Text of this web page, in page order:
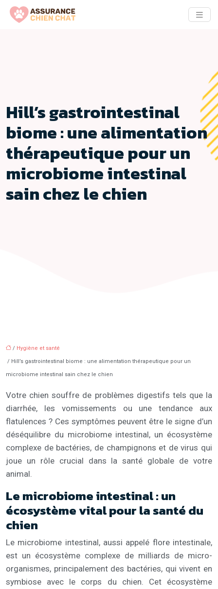
Hill’s gastrointestinal
biome : une alimentation
thérapeutique pour un
microbiome intestinal
sain chez le chien
/ Hygiène et santé
/ Hill’s gastrointestinal biome : une alimentation thérapeutique pour un
microbiome intestinal sain chez le chien
Votre chien souffre de problèmes digestifs tels que la
diarrhée, les vomissements ou une tendance aux
flatulences ? Ces symptômes peuvent être le signe d’un
déséquilibre du microbiome intestinal, un écosystème
complexe de bactéries, de champignons et de virus qui
joue un rôle crucial dans la santé globale de votre
animal.
Le microbiome intestinal : un
écosystème vital pour la santé du
chien
Le microbiome intestinal, aussi appelé flore intestinale,
est un écosystème complexe de milliards de micro-
organismes, principalement des bactéries, qui vivent en
symbiose avec le corps du chien. Cet écosystème